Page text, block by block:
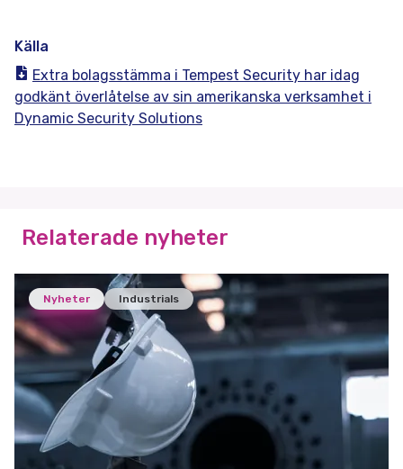
Källa
Extra bolagsstämma i Tempest Security har idag
godkänt överlåtelse av sin amerikanska verksamhet i
Dynamic Security Solutions
Relaterade nyheter
Nyheter Industrials